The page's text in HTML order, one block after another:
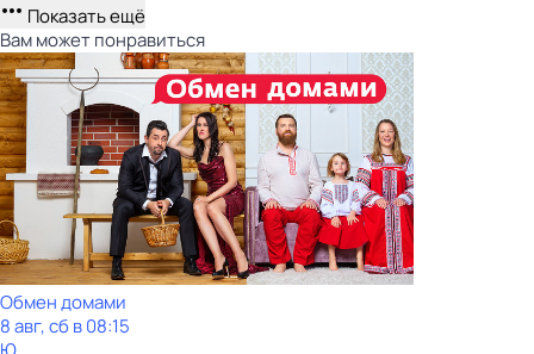
Показать ещё
Вам может понравиться
Обмен домами
8 авг, сб в 08:15